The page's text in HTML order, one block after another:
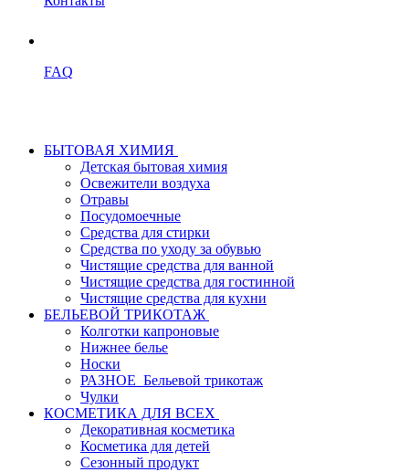
FAQ
БЫТОВАЯ ХИМИЯ
Детская бытовая химия
Освежители воздуха
Отравы
Посудомоечные
Средства для стирки
Средства по уходу за обувью
Чистящие средства для ванной
Чистящие средства для гостинной
Чистящие средства для кухни
БЕЛЬЕВОЙ ТРИКОТАЖ
Колготки капроновые
Нижнее белье
Носки
РАЗНОЕ_Бельевой трикотаж
Чулки
КОСМЕТИКА ДЛЯ ВСЕХ
Декоративная косметика
Косметика для детей
Сезонный продукт